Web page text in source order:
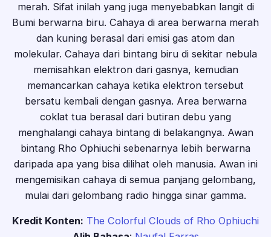
merah. Sifat inilah yang juga menyebabkan langit di
Bumi berwarna biru. Cahaya di area berwarna merah
dan kuning berasal dari emisi gas atom dan
molekular. Cahaya dari bintang biru di sekitar nebula
memisahkan elektron dari gasnya, kemudian
memancarkan cahaya ketika elektron tersebut
bersatu kembali dengan gasnya. Area berwarna
coklat tua berasal dari butiran debu yang
menghalangi cahaya bintang di belakangnya. Awan
bintang Rho Ophiuchi sebenarnya lebih berwarna
daripada apa yang bisa dilihat oleh manusia. Awan ini
mengemisikan cahaya di semua panjang gelombang,
mulai dari gelombang radio hingga sinar gamma.
Kredit Konten: The Colorful Clouds of Rho Ophiuchi